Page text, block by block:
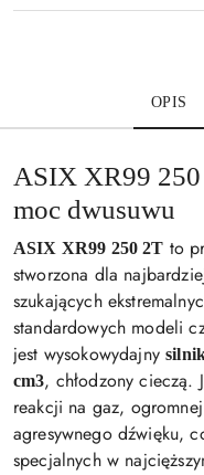
OPIS
ASIX XR99
moc dwusuwu
ASIX XR99 250 2T to
stworzona dla
szukających
standardowych modeli
jest wysokowydajny
cm3, chłodzony cieczą.
reakcji na gaz,
agresywnego dźwięku,
specjalnych w